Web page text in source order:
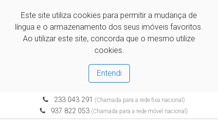
Este site utiliza cookies para permitir a mudança de
língua e o armazenamento dos seus imóveis favoritos.
Ao utilizar este site, concorda que o mesmo utilize
cookies.
Entendi
233 043 291 (Chamada para a rede fixa nacional)
937 822 053 (Chamada para a rede móvel nacional)